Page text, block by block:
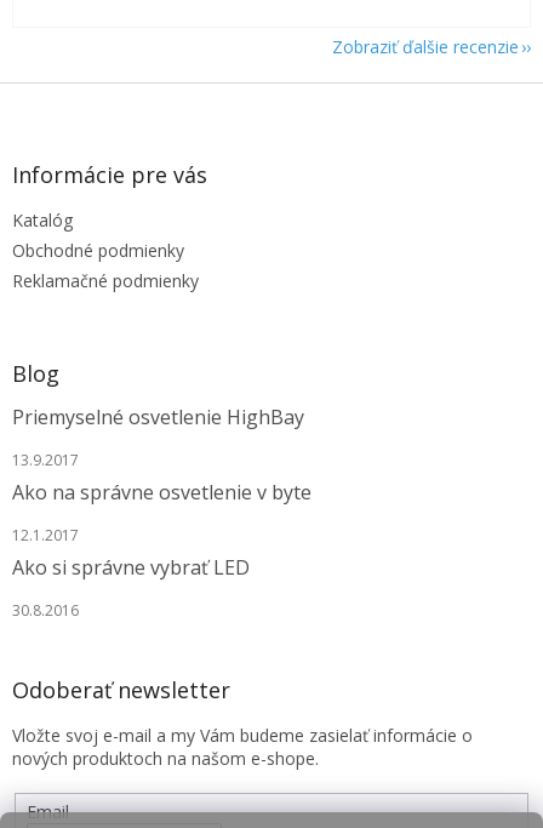
Zobraziť ďalšie recenzie
Z
Informácie pre vás
Katalóg
Obchodné podmienky
Reklamačné podmienky
Blog
Priemyselné osvetlenie HighBay
13.9.2017
Ako na správne osvetlenie v byte
12.1.2017
Ako si správne vybrať LED
30.8.2016
Odoberať newsletter
Vložte svoj e-mail a my Vám budeme zasielať informácie o
nových produktoch na našom e-shope.
Email